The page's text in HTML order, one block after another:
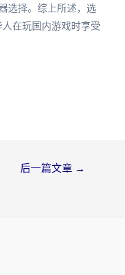
选择。综上所述，选
在玩国内游戏时享受
后一篇文章 →